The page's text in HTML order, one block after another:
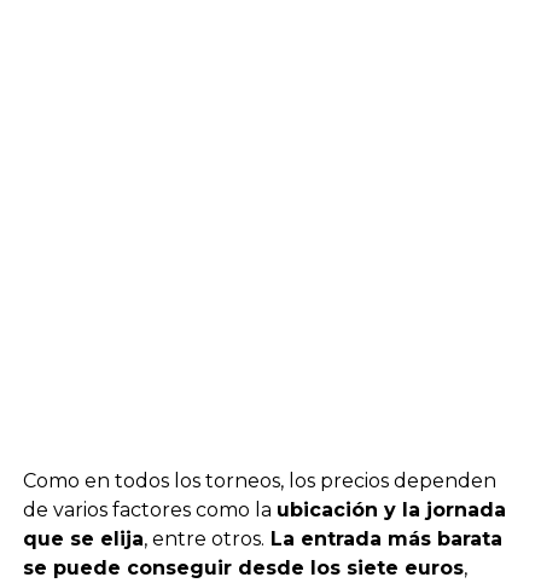
Como en todos los torneos, los precios dependen
de varios factores como la ubicación y la jornada
que se elija, entre otros. La entrada más barata
se puede conseguir desde los siete euros,